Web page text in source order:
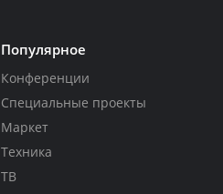
Популярное
Конференции
Специальные проекты
Маркет
Техника
ТВ